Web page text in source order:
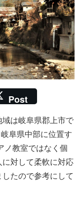
Post
は岐阜県郡上市で
阜県中部に位置す
ノ教室ではなく個
に対して柔軟に対応
たので参考にして